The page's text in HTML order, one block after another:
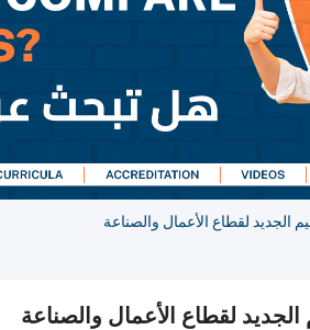
الجديد لقطاع الأعمال والصناعة
لقطاع الأعمال والصناعة